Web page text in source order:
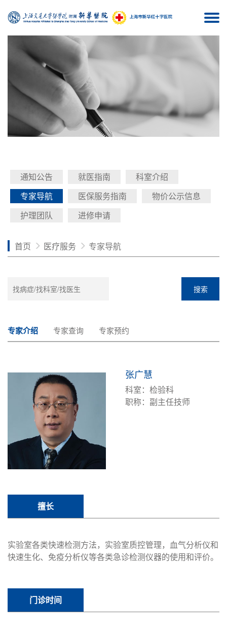
通知公告 就医指南
科室介绍
专家导航
医保服务指南
物价公示信息
护理团队
进修申请
首页 医疗服务 专家导航
搜索
专家介绍 专家查询 专家预约
张广慧
科室：检验科
职称：副主任技师
擅长
实验室各类快速检测方法，实验室质控管理，血气分析仪和
快速生化、免疫分析仪等各类急诊检测仪器的使用和评价。
门诊时间